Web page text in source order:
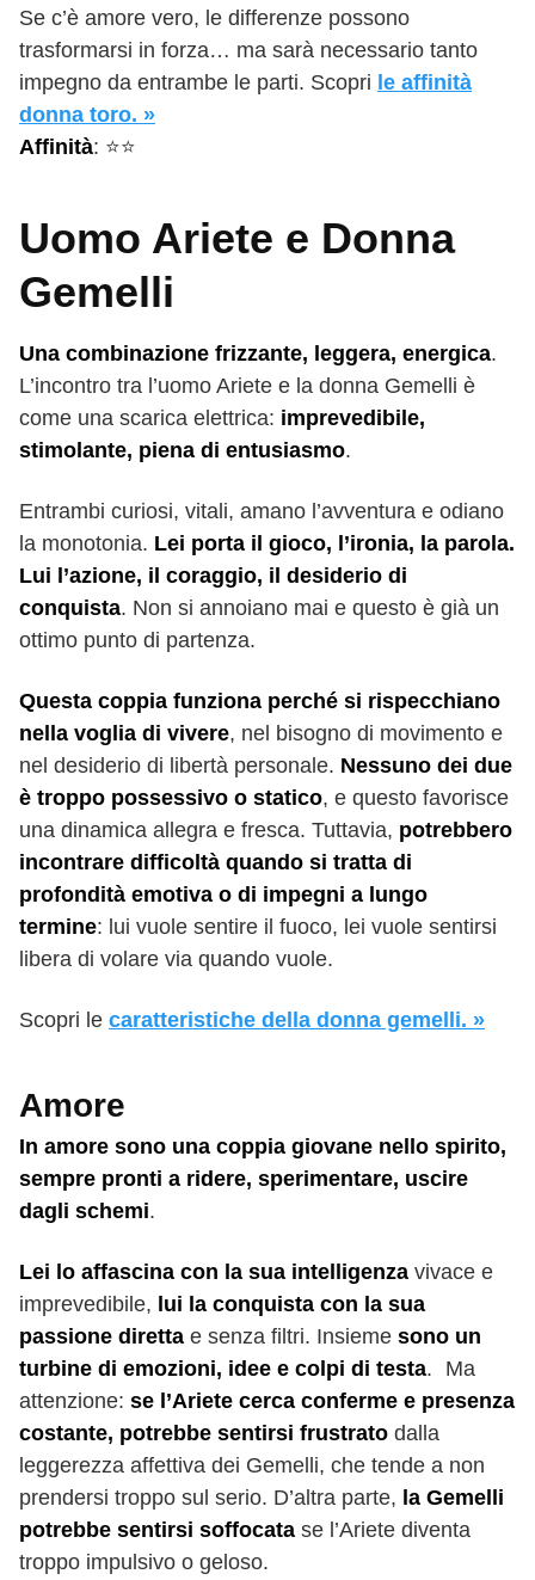
Se c’è amore vero, le differenze possono
trasformarsi in forza… ma sarà necessario tanto
impegno da entrambe le parti. Scopri le affinità
donna toro. »
Affinità: ⭐️⭐️
Uomo Ariete e Donna
Gemelli
Una combinazione frizzante, leggera, energica.
L’incontro tra l’uomo Ariete e la donna Gemelli è
come una scarica elettrica: imprevedibile,
stimolante, piena di entusiasmo.
Entrambi curiosi, vitali, amano l’avventura e odiano
la monotonia. Lei porta il gioco, l’ironia, la parola.
Lui l’azione, il coraggio, il desiderio di
conquista. Non si annoiano mai e questo è già un
ottimo punto di partenza.
Questa coppia funziona perché si rispecchiano
nella voglia di vivere, nel bisogno di movimento e
nel desiderio di libertà personale. Nessuno dei due
è troppo possessivo o statico, e questo favorisce
una dinamica allegra e fresca. Tuttavia, potrebbero
incontrare difficoltà quando si tratta di
profondità emotiva o di impegni a lungo
termine: lui vuole sentire il fuoco, lei vuole sentirsi
libera di volare via quando vuole.
Scopri le caratteristiche della donna gemelli. »
Amore
In amore sono una coppia giovane nello spirito,
sempre pronti a ridere, sperimentare, uscire
dagli schemi.
Lei lo affascina con la sua intelligenza vivace e
imprevedibile, lui la conquista con la sua
passione diretta e senza filtri. Insieme sono un
turbine di emozioni, idee e colpi di testa. Ma
attenzione: se l’Ariete cerca conferme e presenza
costante, potrebbe sentirsi frustrato dalla
leggerezza affettiva dei Gemelli, che tende a non
prendersi troppo sul serio. D’altra parte, la Gemelli
potrebbe sentirsi soffocata se l’Ariete diventa
troppo impulsivo o geloso.